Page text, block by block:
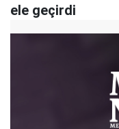
ele geçirdi